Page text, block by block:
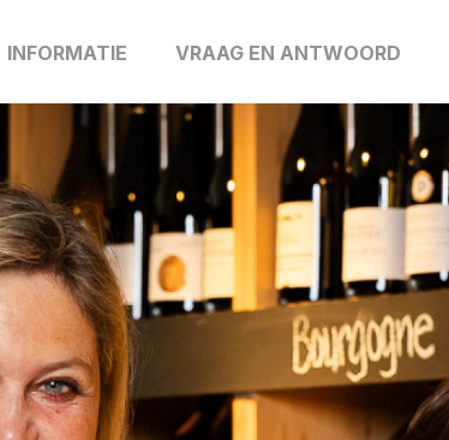
INFORMATIE VRAAG EN ANTWOORD